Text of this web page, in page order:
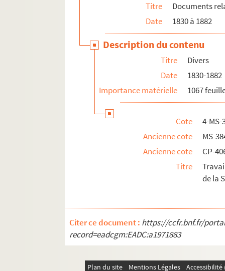
Titre
Documents
Date
1830 à 1882
Description du contenu
Titre
Divers
Date
1830-1882
Importance matérielle
1067
Cote
4-MS-
Ancienne cote
MS-
Ancienne cote
CP-
Titre
de la
Citer ce document : https://ccfr.bnf.fr/
record=eadcgm:EADC:a1971883
Plan du site Mentions Légales